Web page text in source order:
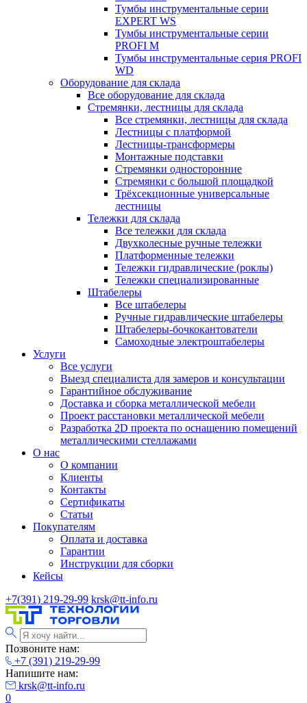
Тумбы инструментальные серии
EXPERT WS
Тумбы инструментальные серии
PROFI M
Тумбы инструментальные серия PROFI
WD
Оборудование для склада
Все оборудование для склада
Стремянки, лестницы для склада
Все стремянки, лестницы для склада
Лестницы с платформой
Лестницы-трансформеры
Монтажные подставки
Стремянки односторонние
Стремянки с большой площадкой
Трёхсекционные универсальные
лестницы
Тележки для склада
Все тележки для склада
Двухколесные ручные тележки
Платформенные тележки
Тележки гидравлические (роклы)
Тележки специализированные
Штабелеры
Все штабелеры
Ручные гидравлические штабелеры
Штабелеры-бочкокантователи
Самоходные электроштабелеры
Услуги
Все услуги
Выезд специалиста для замеров и консультации
Гарантийное обслуживание
Доставка и сборка металлической мебели
Проект расстановки металлической мебели
Разработка 2D проекта по оснащению помещений
металлическими стеллажами
О нас
О компании
Клиенты
Контакты
Сертификаты
Статьи
Покупателям
Оплата и доставка
Гарантии
Инструкции для сборки
Кейсы
+7(391) 219-29-99 krsk@tt-info.ru
Позвоните нам:
+7 (391) 219-29-99
Напишите нам:
krsk@tt-info.ru
0